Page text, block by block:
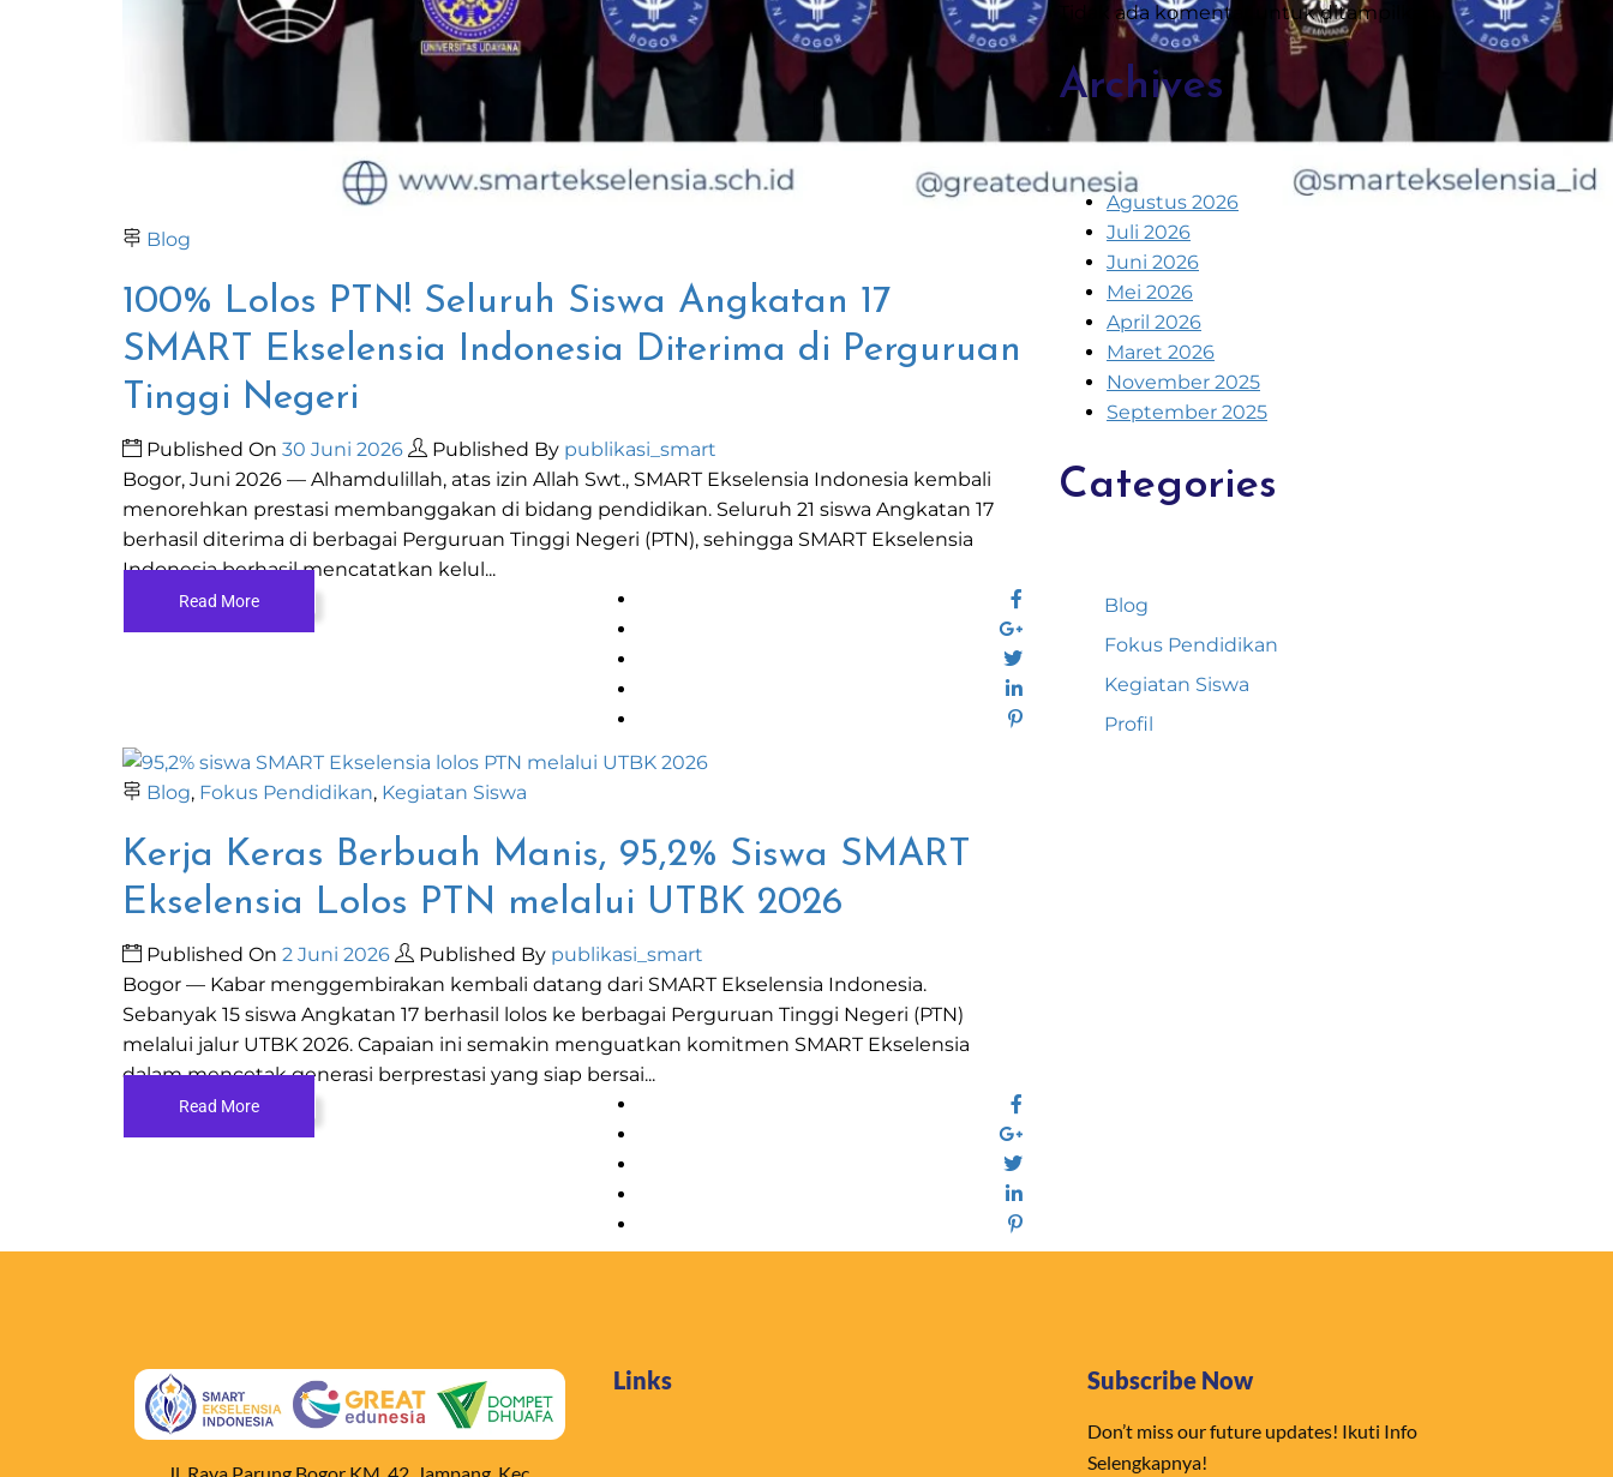
Blog
100% Lolos PTN! Seluruh Siswa Angkatan 17
SMART Ekselensia Indonesia Diterima di Perguruan
Tinggi Negeri
Published On 30 Juni 2026 Published By publikasi_smart
Bogor, Juni 2026 — Alhamdulillah, atas izin Allah Swt., SMART Ekselensia Indonesia kembali
menorehkan prestasi membanggakan di bidang pendidikan. Seluruh 21 siswa Angkatan 17
berhasil diterima di berbagai Perguruan Tinggi Negeri (PTN), sehingga SMART Ekselensia
Indonesia berhasil mencatatkan kelul...
Read More
Blog, Fokus Pendidikan, Kegiatan Siswa
Kerja Keras Berbuah Manis, 95,2% Siswa SMART
Ekselensia Lolos PTN melalui UTBK 2026
Published On 2 Juni 2026 Published By publikasi_smart
Bogor — Kabar menggembirakan kembali datang dari SMART Ekselensia Indonesia.
Sebanyak 15 siswa Angkatan 17 berhasil lolos ke berbagai Perguruan Tinggi Negeri (PTN)
melalui jalur UTBK 2026. Capaian ini semakin menguatkan komitmen SMART Ekselensia
dalam mencetak generasi berprestasi yang siap bersai...
Read More
Tidak ada komentar untuk ditampilkan.
Archives
Agustus 2026
Juli 2026
Juni 2026
Mei 2026
April 2026
Maret 2026
November 2025
September 2025
Categories
Blog
Fokus Pendidikan
Kegiatan Siswa
Profil
Links Subscribe Now
Don’t miss our future updates! Ikuti Info
Selengkapnya!